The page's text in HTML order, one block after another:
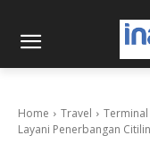
Home Travel
Layani Penerbangan